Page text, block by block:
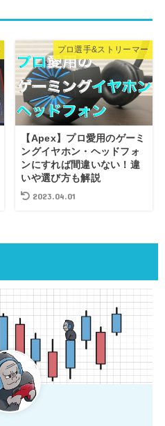
プロ選手&ストリーマー
【Apex】プロ愛用のゲーミ
ングイヤホン・ヘッドフォ
ンにすれば間違いない！違
いや選び方も解説
2023.04.01